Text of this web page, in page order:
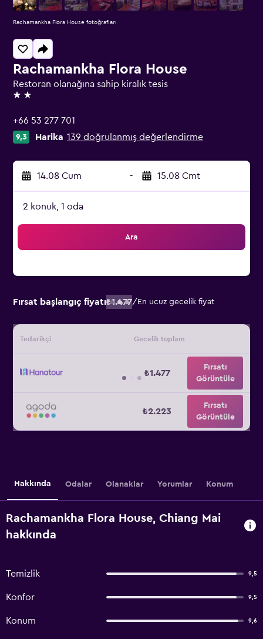
Rachamankha Flora House
Restoran olanağına sahip kiralık tesis
2 yıldız
+66 53 277 701
9,3 Harika 139 doğrulanmış değerlendirme
14.08 Cum - 15.08 Cmt
2 konuk, 1 oda
Ara
Fırsat başlangıç fiyatı₺1.477/ En ucuz gecelik fiyat
Tedarikçi Gecelik toplam
₺1.477
Fırsatı
Görüntüle
₺2.223
Fırsatı
Görüntüle
Rachamankha Flora House fotoğrafları
Hakkında Odalar Olanaklar Yorumlar Konum
Rachamankha Flora House, Chiang Mai
hakkında
Temizlik 9,5
Konfor 9,5
Konum 9,6